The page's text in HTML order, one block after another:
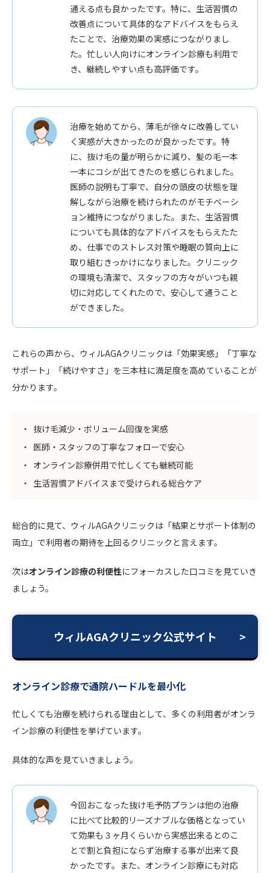
通える点も良かったです。特に、生活習慣の
改善点について具体的なアドバイスをもらえ
たことで、治療効果の実感につながりまし
た。忙しい人向けにオンライン診療も利用で
き、継続しやすい点も高評価です。
治療を始めてから、薄毛が徐々に改善してい
く実感が大きかったのが良かったです。特
に、抜け毛の量が明らかに減り、髪の毛一本
一本にコシが出てきたのを感じられました。
医師の説明も丁寧で、自分の頭皮の状態を理
解しながら治療を続けられたのがモチベーシ
ョン維持につながりました。また、生活習慣
についても具体的なアドバイスをもらえたた
め、仕事でのストレス対策や睡眠の質向上に
取り組むきっかけになりました。クリニック
の環境も清潔で、スタッフの方々がいつも親
切に対応してくれたので、安心して通うこと
ができました。
これらの声から、ウィルAGAクリニックは「効果実感」「丁寧な
サポート」「続けやすさ」を三本柱に満足度を高めていることが
分かります。
抜け毛減少・ボリューム回復を実感
医師・スタッフの丁寧なフォローで安心
オンライン診療併用で忙しくても継続可能
生活習慣アドバイスまで受けられる総合ケア
総合的に見て、ウィルAGAクリニックは「結果とサポート体制の
両立」で利用者の期待を上回るクリニックと言えます。
次はオンライン診療の利便性にフォーカスした口コミを見ていき
ましょう。
ウィルAGAクリニック公式サイト
オンライン診療で通院ハードルを最小化
忙しくても治療を続けられる理由として、多くの利用者がオンラ
イン診療の利便性を挙げています。
具体的な声を見ていきましょう。
今回おこなった抜け毛予防プランは他の治療
に比べて比較的リーズナブルな価格となってい
て効果も３ヶ月くらいから実感出来るとのこ
とで割と負担にならず治療する事が出来て良
かったです。また、オンライン診療にも対応